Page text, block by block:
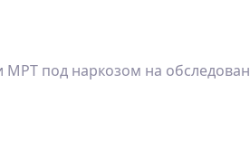
МРТ под наркозом на